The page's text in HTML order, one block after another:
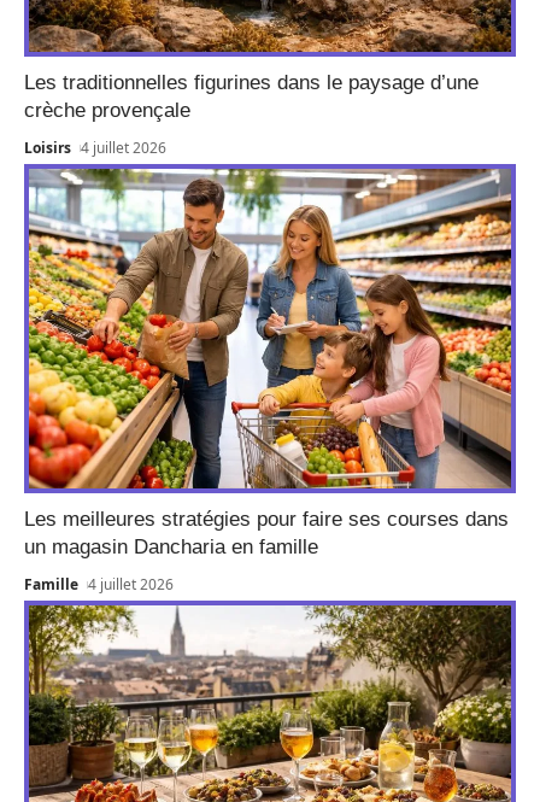
Les traditionnelles figurines dans le paysage d’une
crèche provençale
Loisirs 4 juillet 2026
Les meilleures stratégies pour faire ses courses dans
un magasin Dancharia en famille
Famille 4 juillet 2026